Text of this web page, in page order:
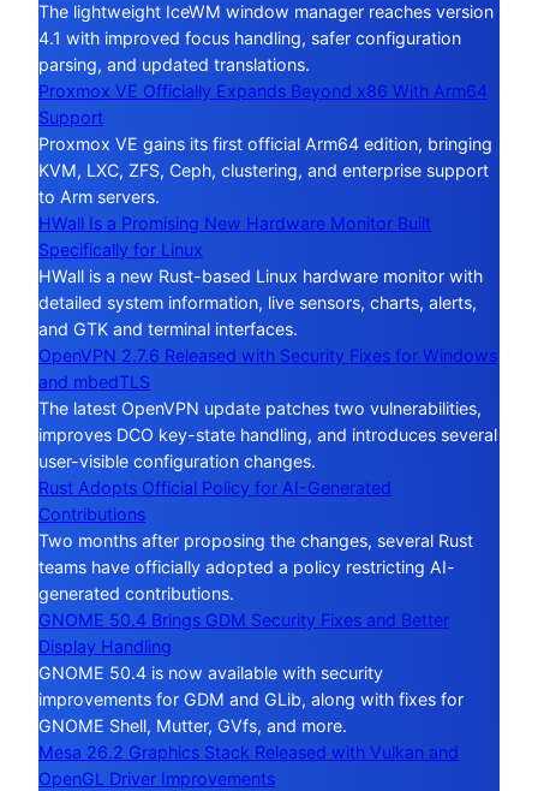
The lightweight IceWM window manager reaches version
4.1 with improved focus handling, safer configuration
parsing, and updated translations.
Proxmox VE Officially Expands Beyond x86 With Arm64
Support
Proxmox VE gains its first official Arm64 edition, bringing
KVM, LXC, ZFS, Ceph, clustering, and enterprise support
to Arm servers.
HWall Is a Promising New Hardware Monitor Built
Specifically for Linux
HWall is a new Rust-based Linux hardware monitor with
detailed system information, live sensors, charts, alerts,
and GTK and terminal interfaces.
OpenVPN 2.7.6 Released with Security Fixes for Windows
and mbedTLS
The latest OpenVPN update patches two vulnerabilities,
improves DCO key-state handling, and introduces several
user-visible configuration changes.
Rust Adopts Official Policy for AI-Generated
Contributions
Two months after proposing the changes, several Rust
teams have officially adopted a policy restricting AI-
generated contributions.
GNOME 50.4 Brings GDM Security Fixes and Better
Display Handling
GNOME 50.4 is now available with security
improvements for GDM and GLib, along with fixes for
GNOME Shell, Mutter, GVfs, and more.
Mesa 26.2 Graphics Stack Released with Vulkan and
OpenGL Driver Improvements